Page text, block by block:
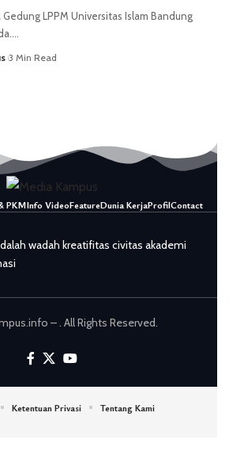
Gedung LPPM Universitas Islam Bandung
3 Min Read
PKMInfo VideoFeatureDunia KerjaProfilContact
wadah kreatifitas civitas akademi
– . All Rights Reserved.
Ketentuan Privasi Tentang Kami